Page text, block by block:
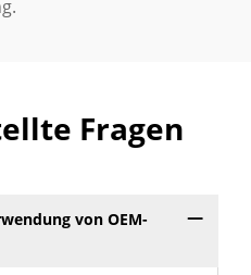
Fragen
von OEM-